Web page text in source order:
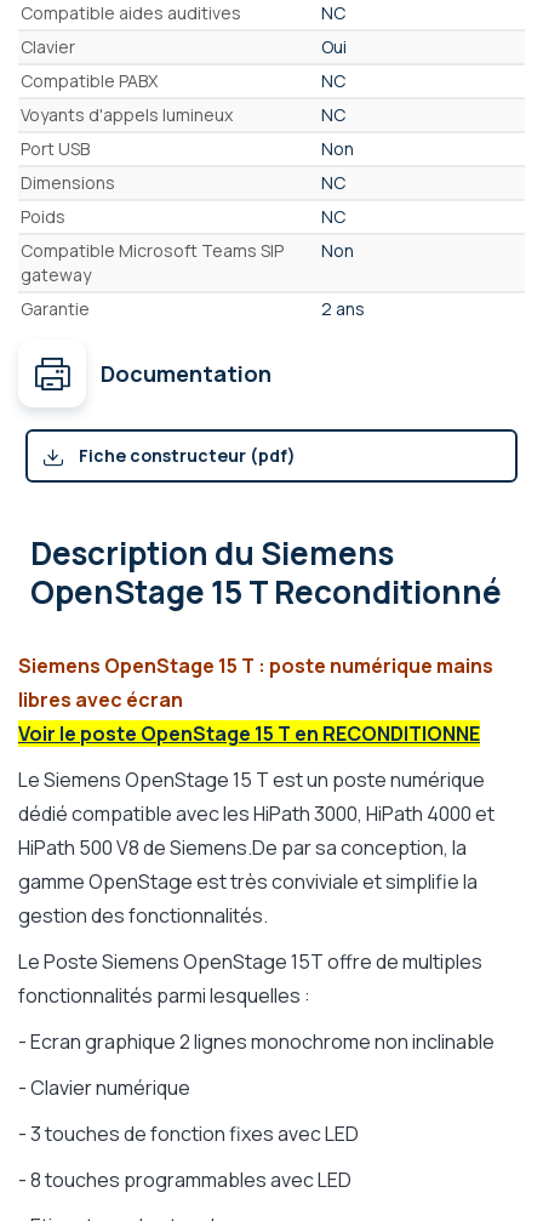
Compatible aides auditives
NC
Clavier
Oui
Compatible PABX
NC
Voyants d'appels lumineux
NC
Port USB
Non
Dimensions
NC
Poids
NC
Compatible Microsoft Teams SIP
gateway
Non
Garantie 2 ans
Documentation
Fiche constructeur (pdf)
Description du Siemens
OpenStage 15 T Reconditionné
Siemens OpenStage 15 T : poste numérique mains
libres avec écran
Voir le poste OpenStage 15 T en RECONDITIONNE
Le Siemens OpenStage 15 T est un poste numérique
dédié compatible avec les HiPath 3000, HiPath 4000 et
HiPath 500 V8 de Siemens.De par sa conception, la
gamme OpenStage est très conviviale et simplifie la
gestion des fonctionnalités.
Le Poste Siemens OpenStage 15T offre de multiples
fonctionnalités parmi lesquelles :
- Ecran graphique 2 lignes monochrome non inclinable
- Clavier numérique
- 3 touches de fonction fixes avec LED
- 8 touches programmables avec LED